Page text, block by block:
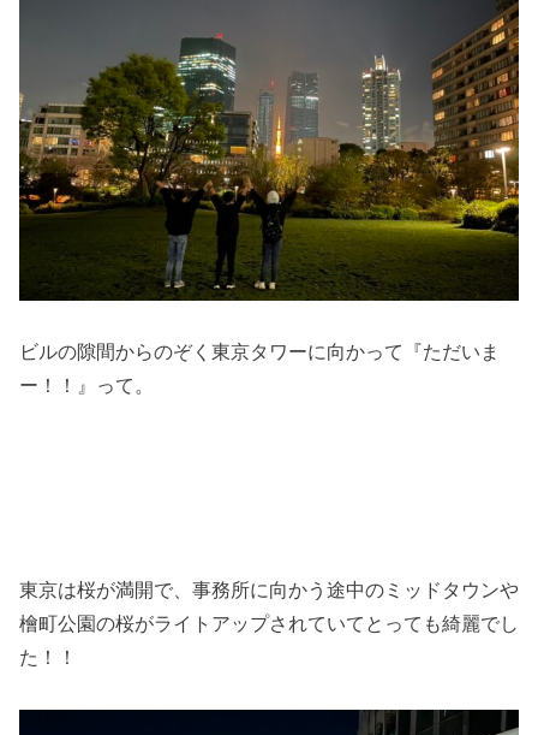
ビルの隙間からのぞく東京タワーに向かって『ただいま
ー！！』って。
東京は桜が満開で、事務所に向かう途中のミッドタウンや
檜町公園の桜がライトアップされていてとっても綺麗でし
た！！